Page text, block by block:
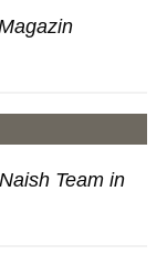
Team in